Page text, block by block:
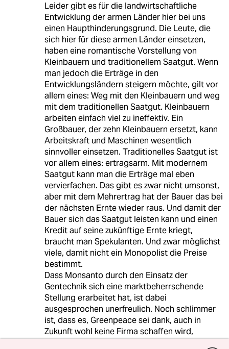
Leider gibt es für die landwirtschaftliche
Entwicklung der armen Länder hier bei uns
einen Haupthinderungsgrund. Die Leute, die
sich hier für diese armen Länder einsetzen,
haben eine romantische Vorstellung von
Kleinbauern und traditionellem Saatgut. Wenn
man jedoch die Erträge in den
Entwicklungsländern steigern möchte, gilt vor
allem eines: Weg mit den Kleinbauern und weg
mit dem traditionellen Saatgut. Kleinbauern
arbeiten einfach viel zu ineffektiv. Ein
Großbauer, der zehn Kleinbauern ersetzt, kann
Arbeitskraft und Maschinen wesentlich
sinnvoller einsetzen. Traditionelles Saatgut ist
vor allem eines: ertragsarm. Mit modernem
Saatgut kann man die Erträge mal eben
vervierfachen. Das gibt es zwar nicht umsonst,
aber mit dem Mehrertrag hat der Bauer das bei
der nächsten Ernte wieder raus. Und damit der
Bauer sich das Saatgut leisten kann und einen
Kredit auf seine zukünftige Ernte kriegt,
braucht man Spekulanten. Und zwar möglichst
viele, damit nicht ein Monopolist die Preise
bestimmt.
Dass Monsanto durch den Einsatz der
Gentechnik sich eine marktbeherrschende
Stellung erarbeitet hat, ist dabei
ausgesprochen unerfreulich. Noch schlimmer
ist, dass es, Greenpeace sei dank, auch in
Zukunft wohl keine Firma schaffen wird,